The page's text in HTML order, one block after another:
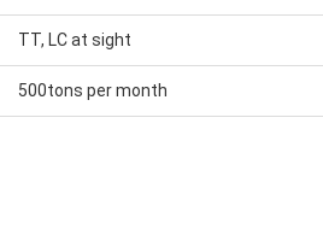
TT, LC at sight
500tons per month